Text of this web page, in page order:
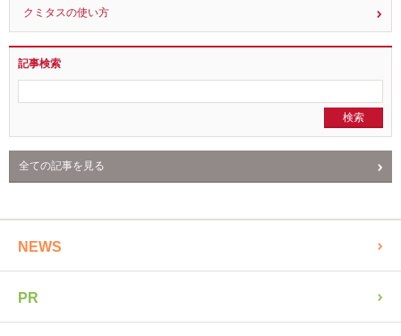
クミタスの使い方
記事検索
全ての記事を見る
NEWS
PR